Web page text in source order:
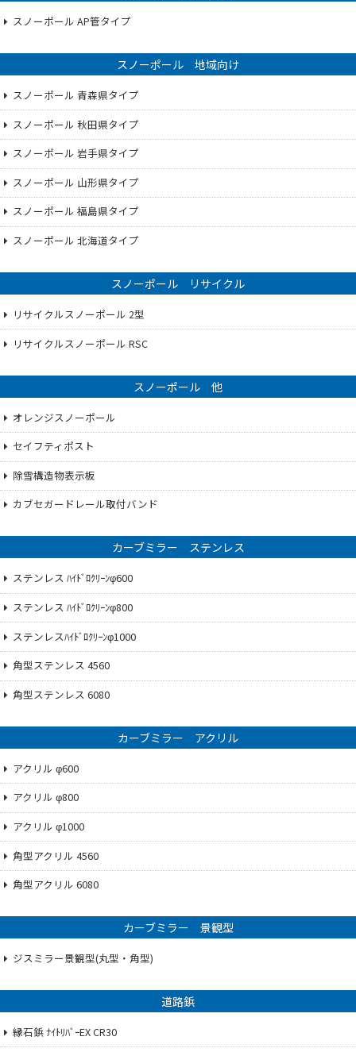
スノーポール AP管タイプ
スノーポール 地域向け
スノーポール 青森県タイプ
スノーポール 秋田県タイプ
スノーポール 岩手県タイプ
スノーポール 山形県タイプ
スノーポール 福島県タイプ
スノーポール 北海道タイプ
スノーポール リサイクル
リサイクルスノーポール 2型
リサイクルスノーポール RSC
スノーポール 他
オレンジスノーポール
セイフティポスト
除雪構造物表示板
カブセガードレール取付バンド
カーブミラー ステンレス
ステンレス ﾊｲﾄﾞﾛｸﾘｰﾝφ600
ステンレス ﾊｲﾄﾞﾛｸﾘｰﾝφ800
ステンレスﾊｲﾄﾞﾛｸﾘｰﾝφ1000
角型ステンレス 4560
角型ステンレス 6080
カーブミラー アクリル
アクリル φ600
アクリル φ800
アクリル φ1000
角型アクリル 4560
角型アクリル 6080
カーブミラー 景観型
ジスミラー景観型(丸型・角型)
道路鋲
縁石鋲 ﾅｲﾄﾘﾊﾞｰEX CR30